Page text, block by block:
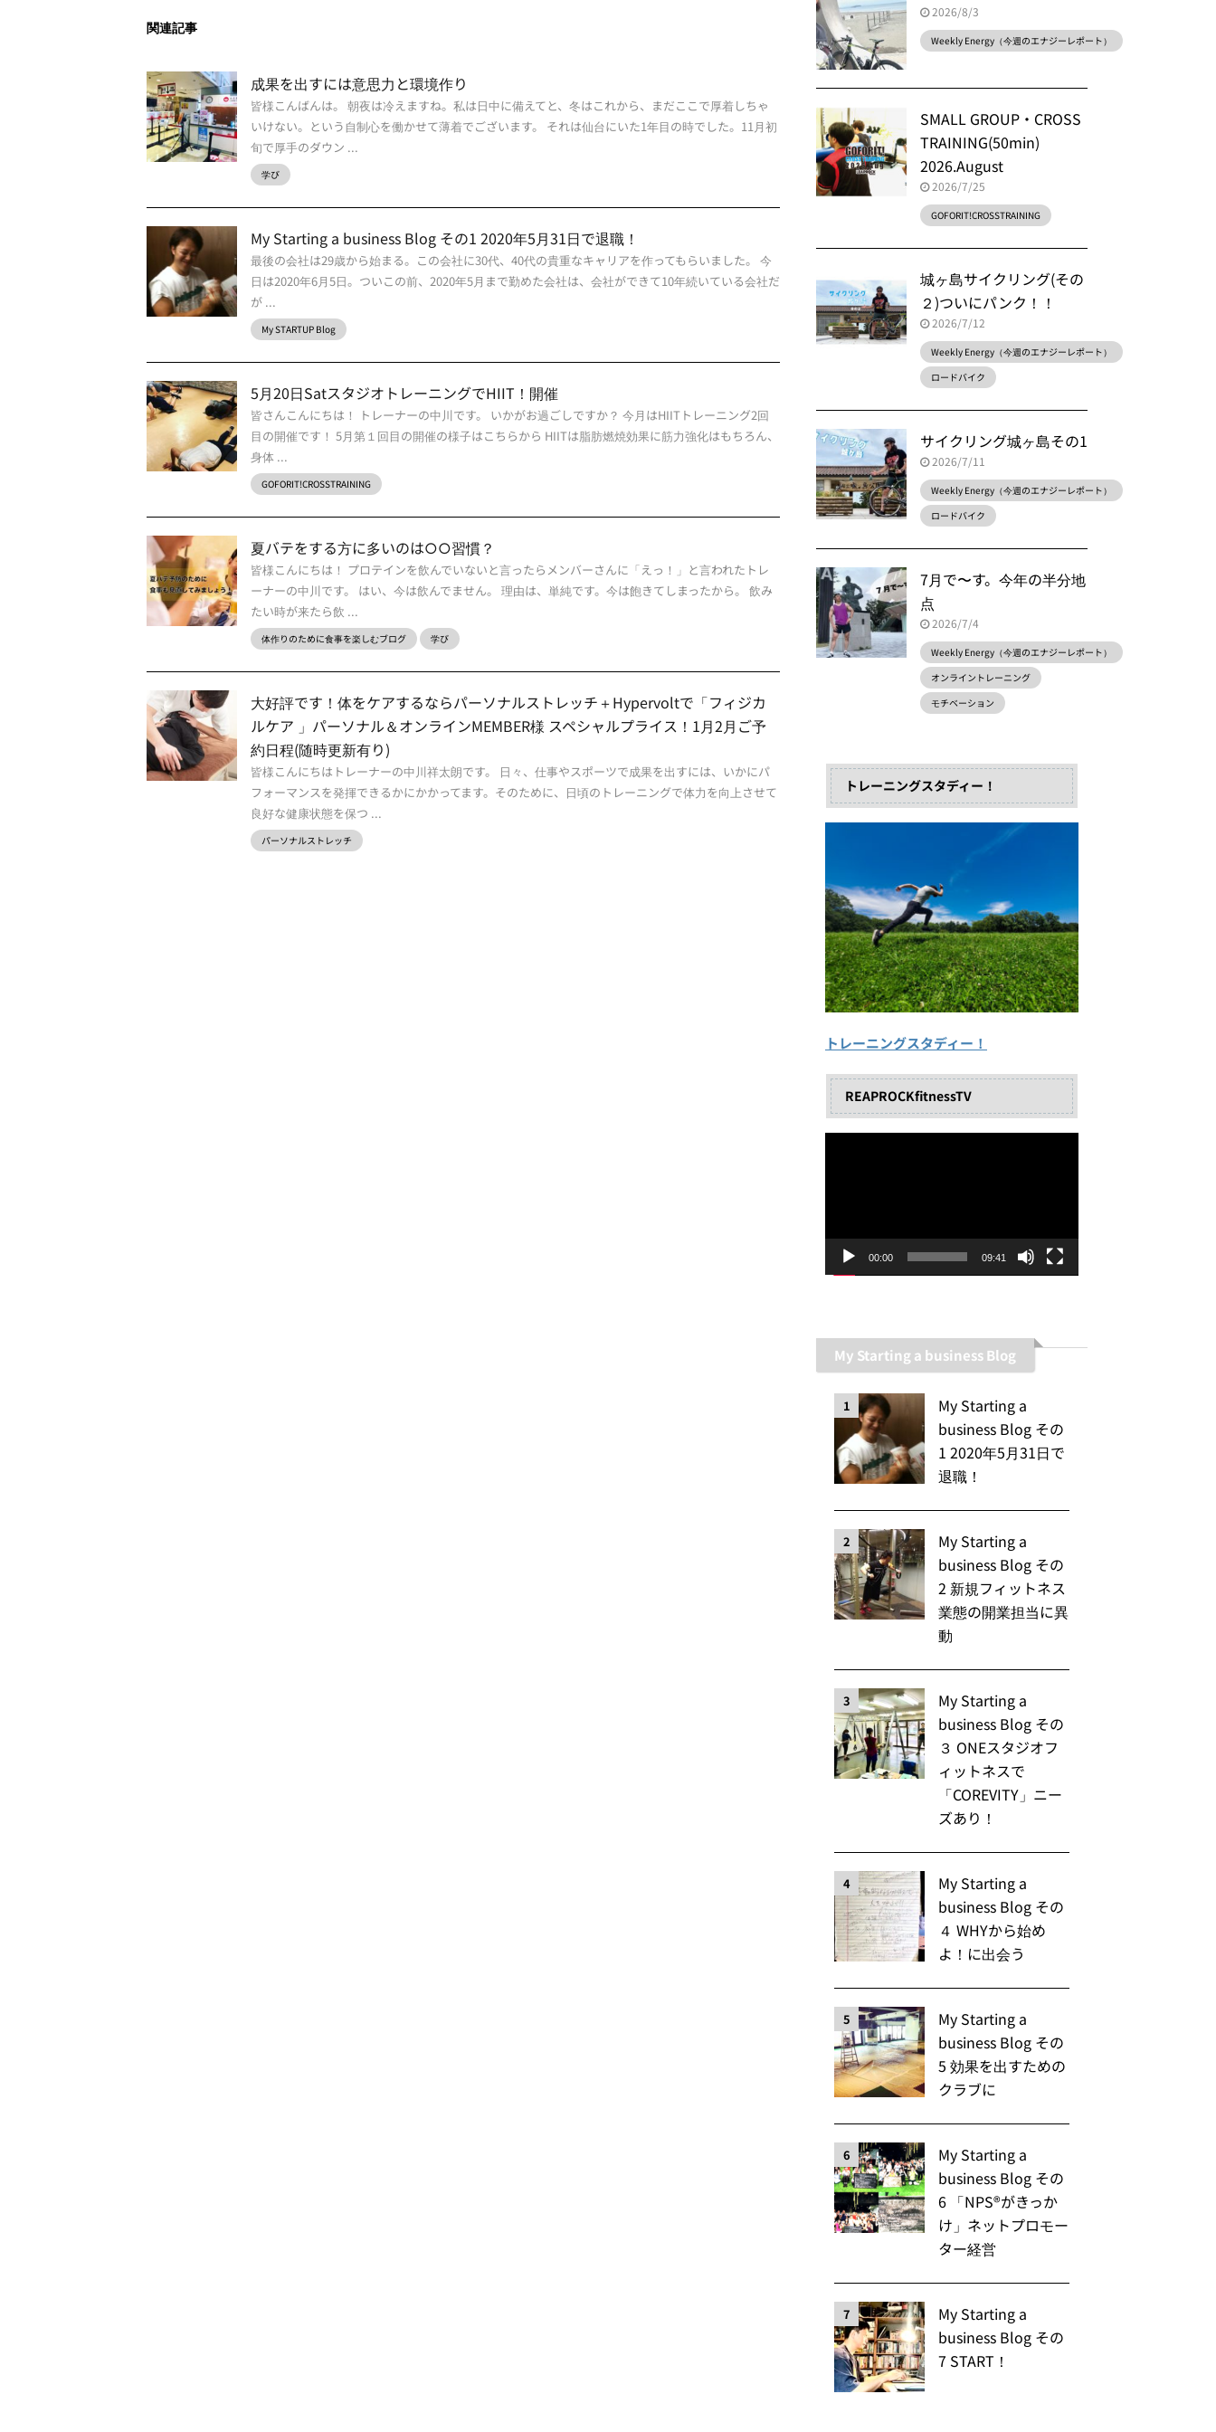
関連記事
成果を出すには意思力と環境作り
皆様こんばんは。 朝夜は冷えますね。私は日中に備えてと、冬はこれから、まだここで厚着しちゃ
いけない。という自制心を働かせて薄着でございます。 それは仙台にいた1年目の時でした。11月初
旬で厚手のダウン ...
学び
My Starting a business Blog その1 2020年5月31日で退職！
最後の会社は29歳から始まる。この会社に30代、40代の貴重なキャリアを作ってもらいました。 今
日は2020年6月5日。ついこの前、2020年5月まで勤めた会社は、会社ができて10年続いている会社だ
が ...
My STARTUP Blog
5月20日SatスタジオトレーニングでHIIT！開催
皆さんこんにちは！ トレーナーの中川です。 いかがお過ごしですか？ 今月はHIITトレーニング2回
目の開催です！ 5月第１回目の開催の様子はこちらから HIITは脂肪燃焼効果に筋力強化はもちろん、
身体 ...
GOFORIT!CROSSTRAINING
夏バテをする方に多いのは○○習慣？
皆様こんにちは！ プロテインを飲んでいないと言ったらメンバーさんに「えっ！」と言われたトレ
ーナーの中川です。 はい、今は飲んでません。 理由は、単純です。今は飽きてしまったから。 飲み
たい時が来たら飲 ...
体作りのために食事を楽しむブログ 学び
大好評です！体をケアするならパーソナルストレッチ＋Hypervoltで「フィジカ
ルケア 」パーソナル＆オンラインMEMBER様 スペシャルプライス！1月2月ご予
約日程(随時更新有り)
皆様こんにちはトレーナーの中川祥太朗です。 日々、仕事やスポーツで成果を出すには、いかにパ
フォーマンスを発揮できるかにかかってます。そのために、日頃のトレーニングで体力を向上させて
良好な健康状態を保つ ...
パーソナルストレッチ
2026/8/3
Weekly Energy（今週のエナジーレポート）
SMALL GROUP・CROSS
TRAINING(50min)
2026.August
2026/7/25
GOFORIT!CROSSTRAINING
城ヶ島サイクリング(その
２)ついにパンク！！
2026/7/12
Weekly Energy（今週のエナジーレポート）
ロードバイク
サイクリング城ヶ島その1
2026/7/11
Weekly Energy（今週のエナジーレポート）
ロードバイク
7月で〜す。今年の半分地
点
2026/7/4
Weekly Energy（今週のエナジーレポート）
オンライントレーニング
モチベーション
トレーニングスタディー！
トレーニングスタディー！
REAPROCKfitnessTV
ー
00:00 09:41
My Starting a business Blog
1
My Starting a
business Blog その
1 2020年5月31日で
退職！
2
My Starting a
business Blog その
2 新規フィットネス
業態の開業担当に異
動
3
My Starting a
business Blog その
３ ONEスタジオフ
ィットネスで
「COREVITY」ニー
ズあり！
4
My Starting a
business Blog その
４ WHYから始め
よ！に出会う
5
My Starting a
business Blog その
5 効果を出すための
クラブに
6
My Starting a
business Blog その
6 「NPS®️がきっか
け」ネットプロモー
ター経営
7
My Starting a
business Blog その
7 START！